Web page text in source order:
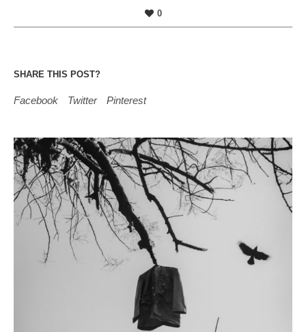
0
SHARE THIS POST?
Facebook Twitter Pinterest